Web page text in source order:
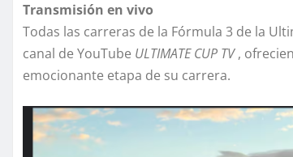
Transmisión en vivo
Todas las carreras de la Fórmula 3 de la
canal de YouTube ULTIMATE CUP TV,
emocionante etapa de su carrera.